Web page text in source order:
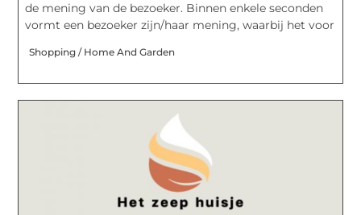
de mening van de bezoeker. Binnen enkele seconden
vormt een bezoeker zijn/haar mening, waarbij het voor
Shopping / Home And Garden